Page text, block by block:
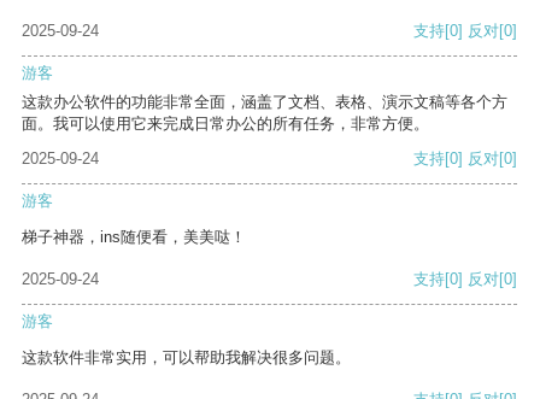
2025-09-24 支持[0] 反对[0]
游客
这款办公软件的功能非常全面，涵盖了文档、表格、演示文稿等各个方
面。我可以使用它来完成日常办公的所有任务，非常方便。
2025-09-24
支持[0] 反对[0]
游客
梯子神器，ins随便看，美美哒！
2025-09-24 支持[0] 反对[0]
游客
这款软件非常实用，可以帮助我解决很多问题。